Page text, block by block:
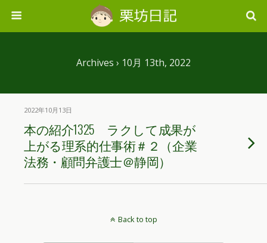
Archives › 10月 13th, 2022
2022年10月13日
本の紹介1325 ラクして成果が
上がる理系的仕事術＃２（企業
法務・顧問弁護士＠静岡）
Back to top